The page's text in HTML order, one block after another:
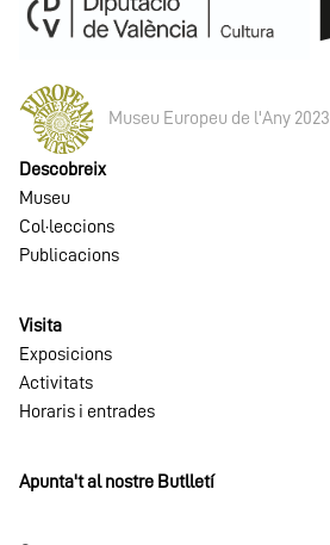
Museu Europeu de l'Any 2023
Descobreix
Museu
Col·leccions
Publicacions
Visita
Exposicions
Activitats
Horaris i entrades
Apunta't al nostre Butlletí